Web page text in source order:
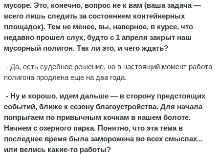
мусоре. Это, конечно, вопрос не к вам (ваша задача —
всего лишь следить за состоянием контейнерных
площадок). Тем не менее, вы, наверное, в курсе, что
недавно прошел слух, будто с 1 апреля закрыт наш
мусорный полигон. Так ли это, и чего ждать?
- Да, есть судебное решение, но в настоящий момент работа
полигона продлена еще на два года.
- Ну и хорошо, идем дальше — в сторону предстоящих
событий, ближе к сезону благоустройства. Для начала
попрыгаем по привычным кочкам в нашем болоте.
Начнем с озерного парка. Понятно, что эта тема в
последнее время была заморожена во всех смыслах...
или велись какие-то работы?